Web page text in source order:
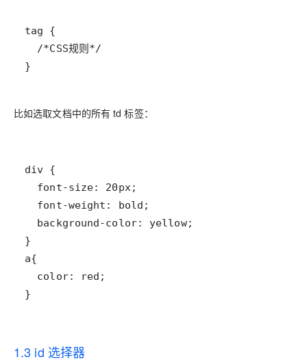
}
比如选取文档中的所有 td 标签：
}
1.3 id 选择器